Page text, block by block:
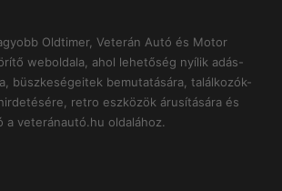
Oldtimer, Veterán Autó és Motor
weboldala, ahol lehetőség nyílik adás-
büszkeségeitek bemutatására, találkozók-
retro eszközök árusítására és
a veteránautó.hu oldalához.